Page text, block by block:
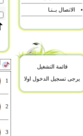
1
2
3
الاتصال بــنـا
قائمة التشغيل
يرجى تسجيل الدخول اولا